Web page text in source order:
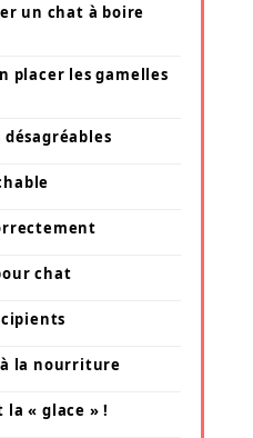
un chat à boire
placer les gamelles
chat
à la nourriture
la « glace » !